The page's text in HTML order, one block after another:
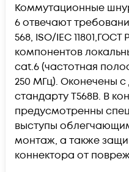
Коммутационные
6отвечают
568, ISO/IEC 11801,ГОСТ
компонентов
cat.6 (частотная
250 МГц). Оконечены с
стандарту T568B. В
предусмотренны
выступы
монтаж, а также
коннектора от